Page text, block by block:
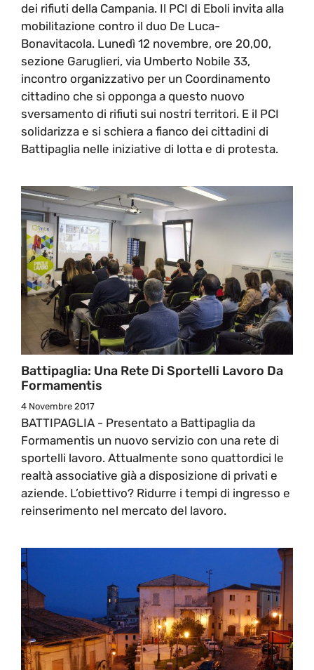
dei rifiuti della Campania. Il PCI di Eboli invita alla
mobilitazione contro il duo De Luca-
Bonavitacola. Lunedì 12 novembre, ore 20,00,
sezione Garuglieri, via Umberto Nobile 33,
incontro organizzativo per un Coordinamento
cittadino che si opponga a questo nuovo
sversamento di rifiuti sui nostri territori. E il PCI
solidarizza e si schiera a fianco dei cittadini di
Battipaglia nelle iniziative di lotta e di protesta.
Battipaglia: Una Rete Di Sportelli Lavoro Da
Formamentis
4 Novembre 2017
BATTIPAGLIA - Presentato a Battipaglia da
Formamentis un nuovo servizio con una rete di
sportelli lavoro. Attualmente sono quattordici le
realtà associative già a disposizione di privati e
aziende. L’obiettivo? Ridurre i tempi di ingresso e
reinserimento nel mercato del lavoro.